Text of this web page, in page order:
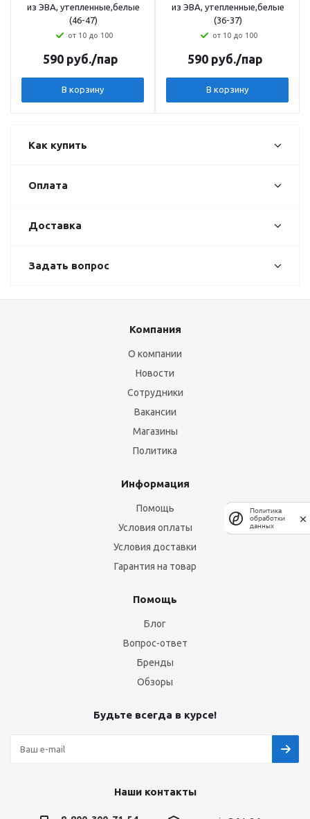
из ЭВА, утепленные,белые
(46-47)
от 10 до 100
590 руб./пар
В корзину
из ЭВА, утепленные,белые
(36-37)
от 10 до 100
590 руб./пар
В корзину
Как купить
Оплата
Доставка
Задать вопрос
Компания
О компании
Новости
Сотрудники
Вакансии
Магазины
Политика
Информация
Помощь
Условия оплаты
Условия доставки
Гарантия на товар
Помощь
Блог
Вопрос-ответ
Бренды
Обзоры
Будьте всегда в курсе!
Наши контакты
Политика
обработки
данных